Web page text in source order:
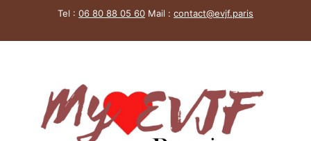
contenu
Tel : 06 80 88 05 60 Mail : contact@evjf.paris